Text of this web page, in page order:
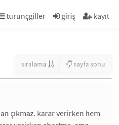
turunçgiller giriş kayıt
sıralama sayfa sonu
çıkmaz. karar verirken hem